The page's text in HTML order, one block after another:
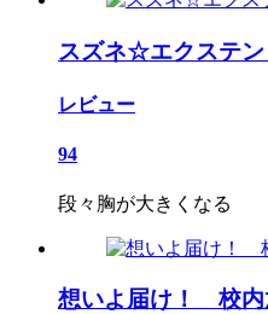
スズネ☆エクステン
レビュー
94
段々胸が大きくなる
想いよ届け！ 校